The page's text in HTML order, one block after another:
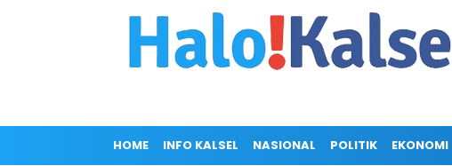
HOME INFO KALSEL NASIONAL POLITIK EKONOMI